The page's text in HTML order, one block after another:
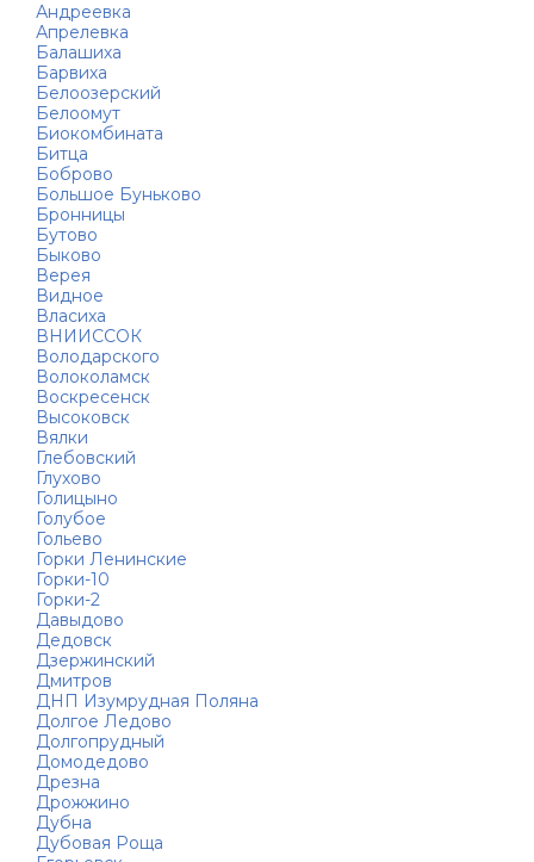
Андреевка
Апрелевка
Балашиха
Барвиха
Белоозерский
Белоомут
Биокомбината
Битца
Боброво
Большое Буньково
Бронницы
Бутово
Быково
Верея
Видное
Власиха
ВНИИССОК
Володарского
Волоколамск
Воскресенск
Высоковск
Вялки
Глебовский
Глухово
Голицыно
Голубое
Гольево
Горки Ленинские
Горки-10
Горки-2
Давыдово
Дедовск
Дзержинский
Дмитров
ДНП Изумрудная Поляна
Долгое Ледово
Долгопрудный
Домодедово
Дрезна
Дрожжино
Дубна
Дубовая Роща